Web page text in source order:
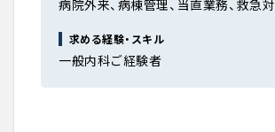
病院外来、病棟管理、当直業務、救急
求める経験・スキル
一般内科ご経験者